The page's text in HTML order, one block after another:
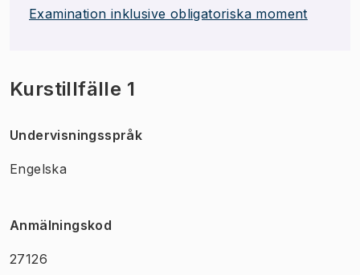
Examination inklusive obligatoriska moment
Kurstillfälle 1
Undervisningsspråk
Engelska
Anmälningskod
27126